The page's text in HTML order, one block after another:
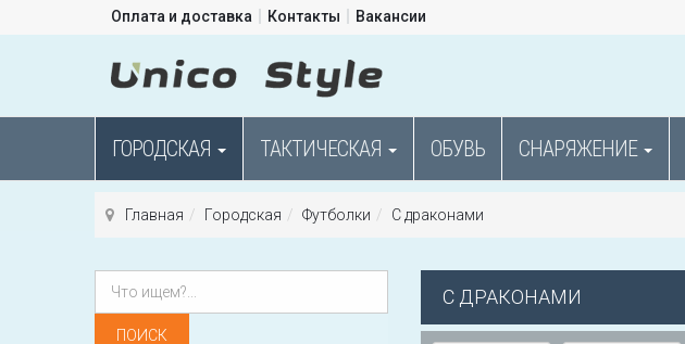
Оплата и доставка Контакты Вакансии
ГОРОДСКАЯ ТАКТИЧЕСКАЯ ОБУВЬ СНАРЯЖЕНИЕ
Главная Городская Футболки С драконами
С ДРАКОНАМИ